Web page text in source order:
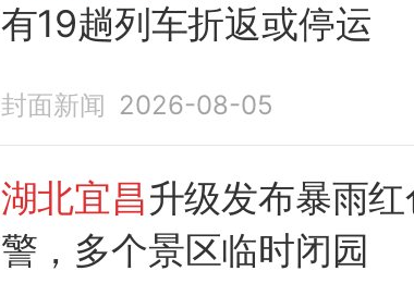
有19趟列车折返或停运
封面新闻 2026-08-05
湖北宜昌升级发布暴雨
警，多个景区临时闭园